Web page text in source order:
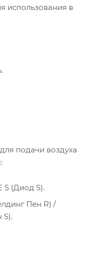
использования в
подачи воздуха
S (Диод S).
Пен R) /
S).